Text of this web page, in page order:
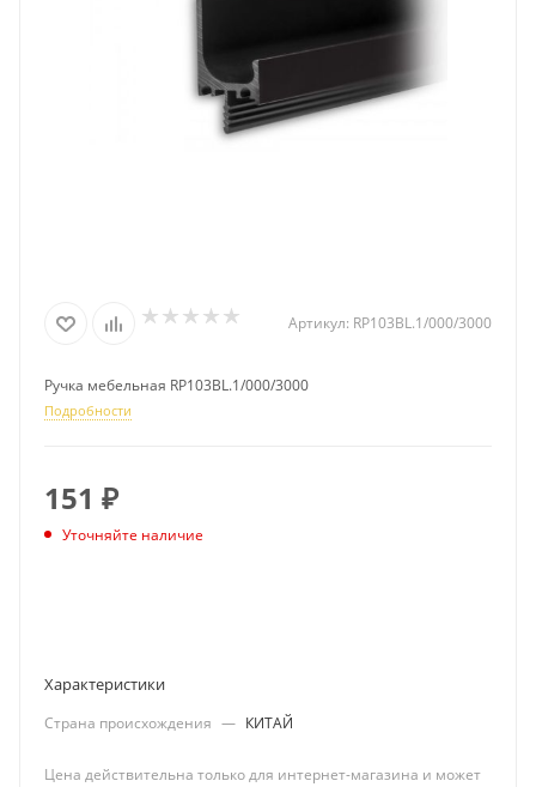
Артикул: RP103BL.1/000/3000
Ручка мебельная RP103BL.1/000/3000
Подробности
151 ₽
Уточняйте наличие
Характеристики
Страна происхождения — КИТАЙ
Цена действительна только для интернет-магазина и может